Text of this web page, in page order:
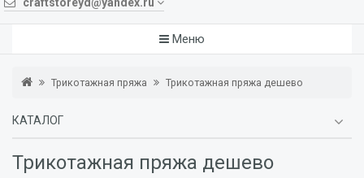
Меню
Трикотажная пряжа Трикотажная пряжа дешево
КАТАЛОГ
Трикотажная пряжа дешево